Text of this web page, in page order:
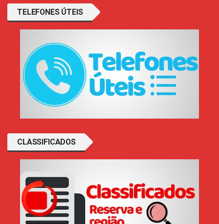
TELEFONES ÚTEIS
CLASSIFICADOS